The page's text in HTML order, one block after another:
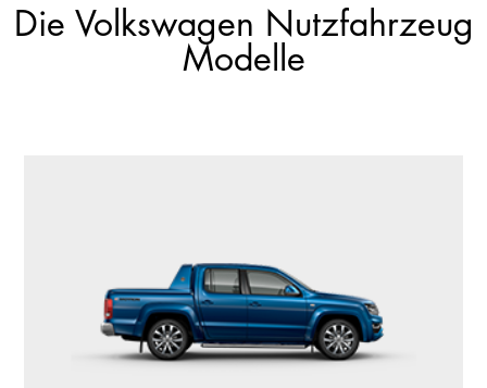
Die Volkswagen Nutzfahrzeug
Modelle